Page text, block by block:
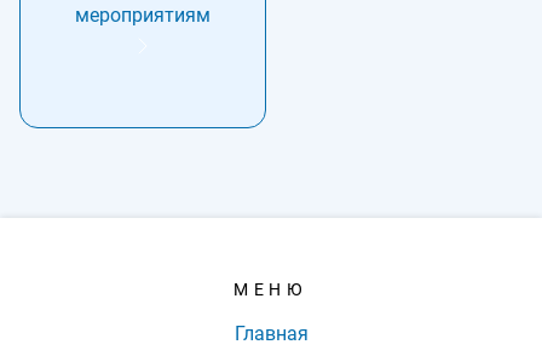
мероприятиям
МЕНЮ
Главная